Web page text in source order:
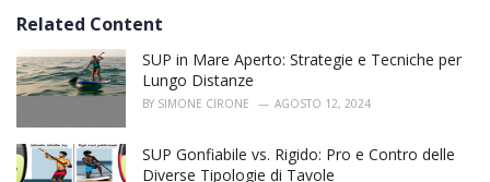
e
o
r
i
:
Related Content
SUP in Mare Aperto: Strategie e Tecniche per
Lungo Distanze
BY SIMONE CIRONE AGOSTO 12, 2024
SUP Gonfiabile vs. Rigido: Pro e Contro delle
Diverse Tipologie di Tavole